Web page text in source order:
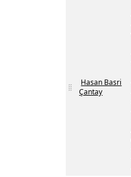
Hasan Basri
Çantay